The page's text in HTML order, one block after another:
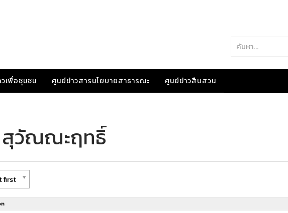
เพื่อชุมชน ศูนย์ข่าวสารนโยบายสาธารณะ ศูนย์ข่าวสืบสวน
สุวัณณะฤทธิ์
first